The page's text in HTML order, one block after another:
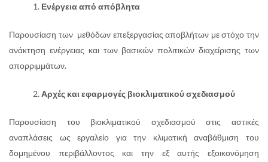
Ενέργεια από απόβλητα
Παρουσίαση των μεθόδων επεξεργασίας αποβλήτων με στόχο την
ανάκτηση ενέργειας και των βασικών πολιτικών διαχείρισης των
απορριμμάτων.
Αρχές και εφαρμογές βιοκλιματικού σχεδιασμού
Παρουσίαση του βιοκλιματικού σχεδιασμού στις αστικές
αναπλάσεις ως εργαλείο για την κλιματική αναβάθμιση του
δομημένου περιβάλλοντος και την εξ αυτής εξοικονόμηση